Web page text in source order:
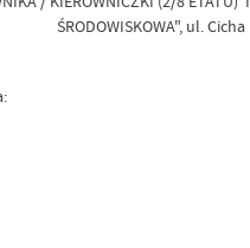
ŚRODOWISKOWA", ul.